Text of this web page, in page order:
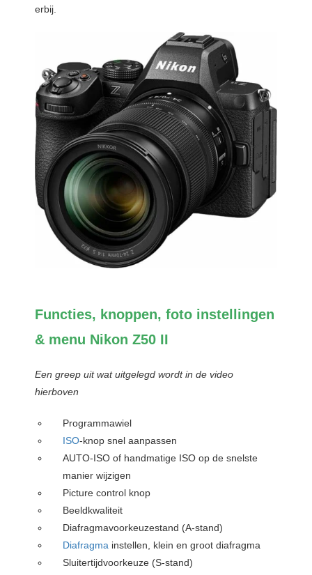
erbij.
Functies, knoppen, foto instellingen
& menu Nikon Z50 II
Een greep uit wat uitgelegd wordt in de video
hierboven
Programmawiel
ISO-knop snel aanpassen
AUTO-ISO of handmatige ISO op de snelste
manier wijzigen
Picture control knop
Beeldkwaliteit
Diafragmavoorkeuzestand (A-stand)
Diafragma instellen, klein en groot diafragma
Sluitertijdvoorkeuze (S-stand)